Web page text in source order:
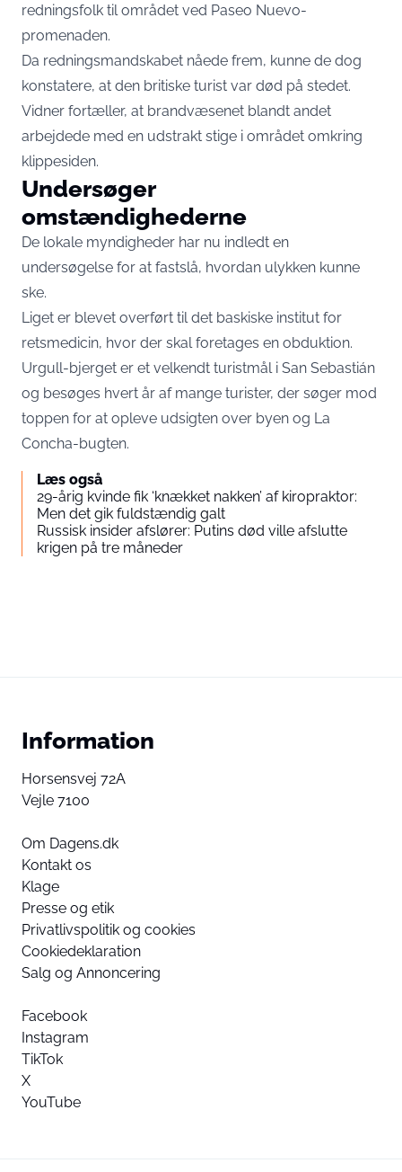
redningsfolk til området ved Paseo Nuevo-
promenaden.
Da redningsmandskabet nåede frem, kunne de dog
konstatere, at den britiske turist var død på stedet.
Vidner fortæller, at brandvæsenet blandt andet
arbejdede med en udstrakt stige i området omkring
klippesiden.
Undersøger
omstændighederne
De lokale myndigheder har nu indledt en
undersøgelse for at fastslå, hvordan ulykken kunne
ske.
Liget er blevet overført til det baskiske institut for
retsmedicin, hvor der skal foretages en obduktion.
Urgull-bjerget er et velkendt turistmål i San Sebastián
og besøges hvert år af mange turister, der søger mod
toppen for at opleve udsigten over byen og La
Concha-bugten.
Læs også
29-årig kvinde fik ‘knækket nakken’ af kiropraktor:
Men det gik fuldstændig galt
Russisk insider afslører: Putins død ville afslutte
krigen på tre måneder
Information
Horsensvej 72A
Vejle 7100
Om Dagens.dk
Kontakt os
Klage
Presse og etik
Privatlivspolitik og cookies
Cookiedeklaration
Salg og Annoncering
Facebook
Instagram
TikTok
X
YouTube